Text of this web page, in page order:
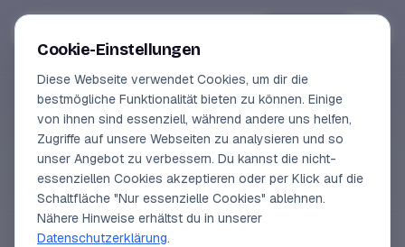
Online-Kurse
Vorschau
Erfahrungen
Lehrbuchautor
SEGELLEXIKON
Russell Coutts
Geboren 1962 in Wellington, Neuseeland, einer der
Cookie-Einstellungen
Diese Webseite verwendet Cookies, um dir die
bestmögliche Funktionalität bieten zu können. Einige
von ihnen sind essenziell, während andere uns helfen,
Zugriffe auf unsere Webseiten zu analysieren und so
unser Angebot zu verbessern. Du kannst die nicht-
essenziellen Cookies akzeptieren oder per Klick auf die
Schaltfläche "Nur essenzielle Cookies" ablehnen.
Nähere Hinweise erhältst du in unserer
Datenschutzerklärung.